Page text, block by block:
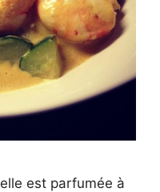
est parfumée à